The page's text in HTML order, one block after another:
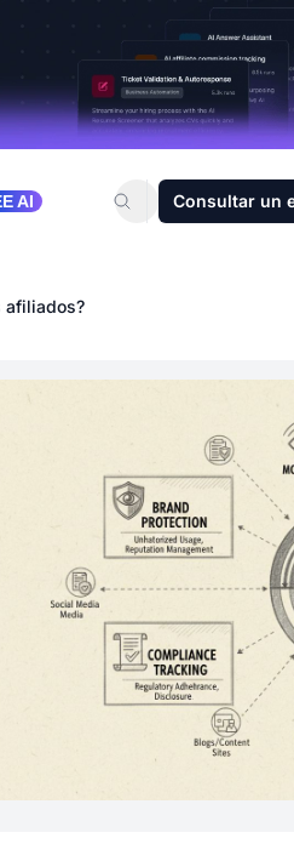
AI Consultar un
afiliados?